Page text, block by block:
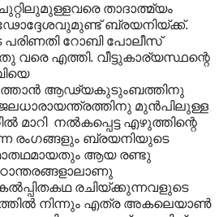
താദാത്മ്യം
ബ്രയനിയ്ക്ക്.
പരിണതി റോബി പോലീസ്
വരെ എത്തി. വീട്ടുകാര്യസ്ഥന്റെ
ആഢ്യകുടുംബത്തിനു
മുൻപിലുള്ള
മാറി നൽകപ്പെട്ട എഴുത്തിന്റെ
രംഗങ്ങളും ബ്രയനിയുടെ
ആയ രണ്ടു
കൽ‌പ്പിതകഥ രചിയ്ക്കുന്നവളുടെ
നിന്നും എത്ര അകലെയാൺ